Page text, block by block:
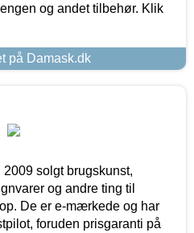
og andet tilbehør. Klik
på Damask.dk
solgt brugskunst,
og andre ting til
De er e-mærkede og har
foruden prisgaranti på